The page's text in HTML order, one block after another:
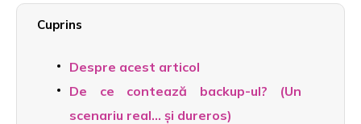
Cuprins
Despre acest articol
De ce contează backup-ul? (Un
scenariu real… și dureros)